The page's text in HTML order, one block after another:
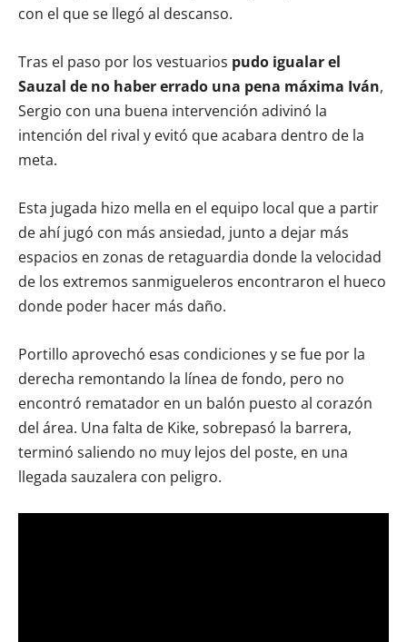
con el que se llegó al descanso.
Tras el paso por los vestuarios pudo igualar el
Sauzal de no haber errado una pena máxima Iván,
Sergio con una buena intervención adivinó la
intención del rival y evitó que acabara dentro de la
meta.
Esta jugada hizo mella en el equipo local que a partir
de ahí jugó con más ansiedad, junto a dejar más
espacios en zonas de retaguardia donde la velocidad
de los extremos sanmigueleros encontraron el hueco
donde poder hacer más daño.
Portillo aprovechó esas condiciones y se fue por la
derecha remontando la línea de fondo, pero no
encontró rematador en un balón puesto al corazón
del área. Una falta de Kike, sobrepasó la barrera,
terminó saliendo no muy lejos del poste, en una
llegada sauzalera con peligro.